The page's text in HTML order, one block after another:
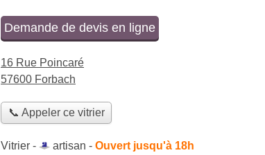
Demande de devis en ligne
16 Rue Poincaré
57600 Forbach
📞 Appeler ce vitrier
Vitrier - artisan - Ouvert jusqu'à 18h